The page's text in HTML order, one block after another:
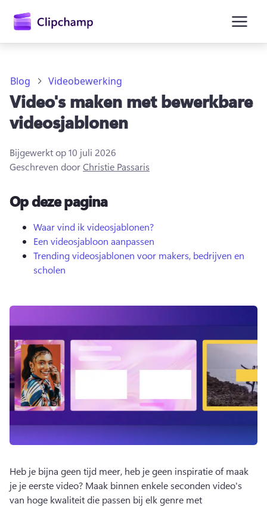
Aanmelden
Gratis uitproberen
Blog Videobewerking
Video's maken met bewerkbare
videosjablonen
Bijgewerkt op10 juli 2026
Geschreven doorChristie Passaris
Op deze pagina
Waar vind ik videosjablonen?
Een videosjabloon aanpassen
Trending videosjablonen voor makers, bedrijven en
scholen
Heb je bijna geen tijd meer, heb je geen inspiratie of maak
je je eerste video? Maak binnen enkele seconden video's
van hoge kwaliteit die passen bij elk genre met